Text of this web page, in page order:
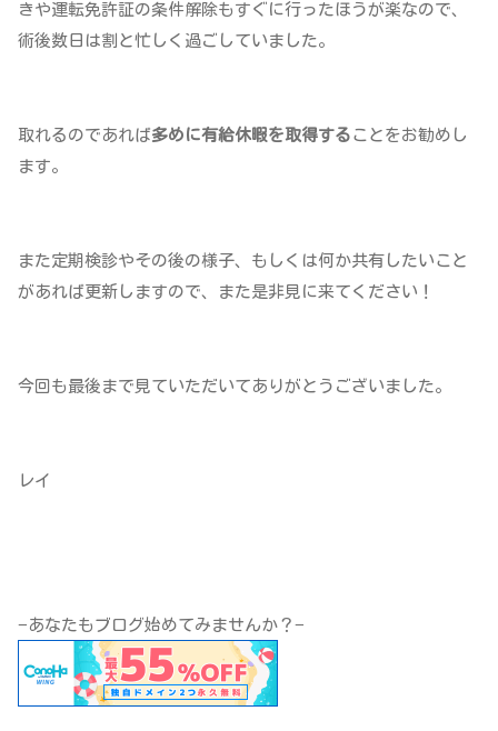
きや運転免許証の条件解除もすぐに行ったほうが楽なので、
術後数日は割と忙しく過ごしていました。
取れるのであれば多めに有給休暇を取得する ことをお勧めし
ます。
また定期検診やその後の様子、もしくは何か共有したいこと
があれば更新しますので、また是非見に来てください！
今回も最後まで見ていただいてありがとうございました。
レイ
−あなたもブログ始めてみませんか？−